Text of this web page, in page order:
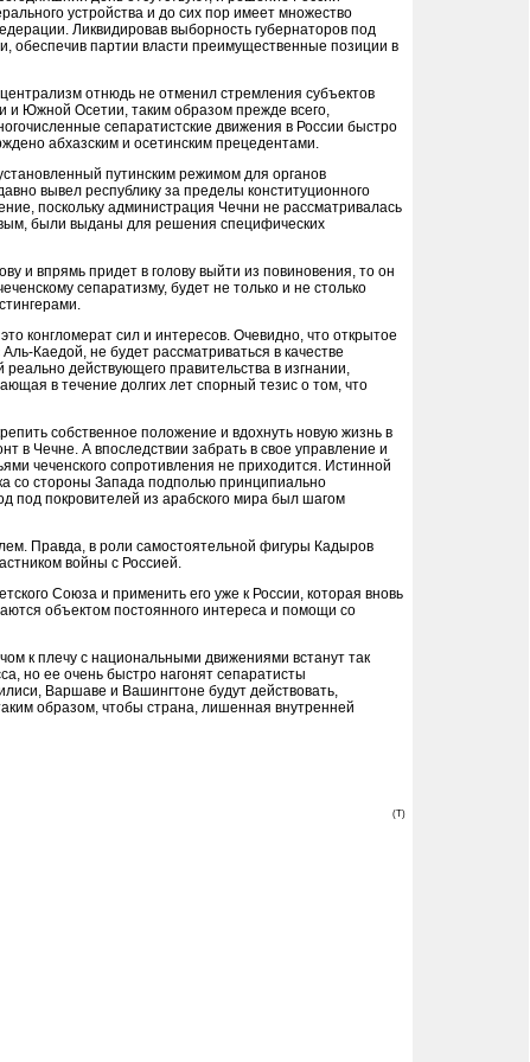
устройства и до сих пор имеет множество
Ликвидировав выборность губернаторов под
обеспечив партии власти преимущественные позиции в
отнюдь не отменил стремления субъектов
и Южной Осетии, таким образом прежде всего,
сепаратистские движения в России быстро
абхазским и осетинским прецедентами.
путинским режимом для органов
вывел республику за пределы конституционного
поскольку администрация Чечни не рассматривалась
были выданы для решения специфических
и впрямь придет в голову выйти из повиновения, то он
сепаратизму, будет не только и не столько
конгломерат сил и интересов. Очевидно, что открытое
Каедой, не будет рассматриваться в качестве
действующего правительства в изгнании,
в течение долгих лет спорный тезис о том, что
собственное положение и вдохнуть новую жизнь в
в Чечне. А впоследствии забрать в свое управление и
чеченского сопротивления не приходится. Истинной
со стороны Запада подполью принципиально
под покровителей из арабского мира был шагом
Правда, в роли самостоятельной фигуры Кадыров
войны с Россией.
Союза и применить его уже к России, которая вновь
объектом постоянного интереса и помощи со
к плечу с национальными движениями встанут так
но ее очень быстро нагонят сепаратисты
Варшаве и Вашингтоне будут действовать,
образом, чтобы страна, лишенная внутренней
(T)